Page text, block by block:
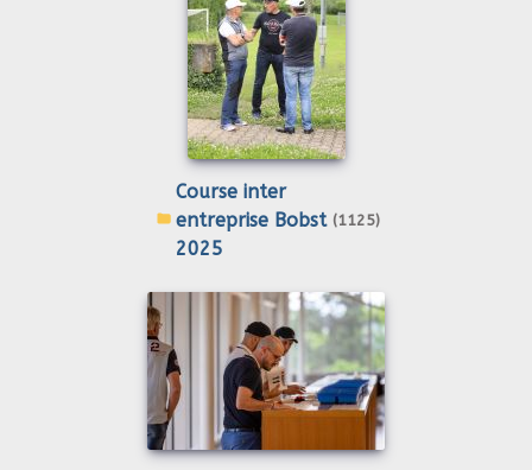
Course inter
entreprise Bobst
2025
(1125)